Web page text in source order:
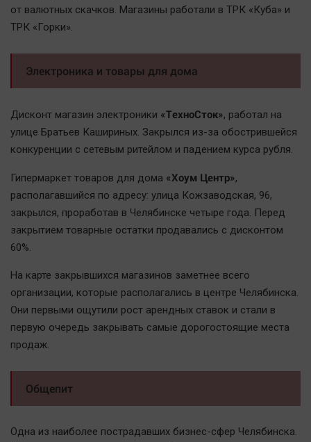
Блогеркуль
Быстрый медиазавод
Вирус чтения
Вкусное
Дети
ЖКХ
Качество жизни
Конкурс
Народная журналистика
Обсуждаем
Отдых
Последняя инстанция
Тенденции
Точка на карте
от валютных скачков. Магазины работали в ТРК «Куба» и
ТРК «Горки».
Электроника и товары для дома
Дисконт магазин электроники «ТехноСток», работал на
улице Братьев Кашириных. Закрылся из-за обострившейся
конкуренции с сетевым ритейлом и падением курса рубля.
Гипермаркет товаров для дома «Хоум Центр»,
располагавшийся по адресу: улица Кожзаводская, 96,
закрылся, проработав в Челябинске четыре года. Перед
закрытием товарные остатки продавались с дисконтом
60%.
На карте закрывшихся магазинов заметнее всего
организации, которые располагались в центре Челябинска.
Они первыми ощутили рост арендных ставок и стали в
первую очередь закрывать самые дорогостоящие места
продаж.
Общепит
Одна из наиболее пострадавших бизнес-сфер Челябинска.